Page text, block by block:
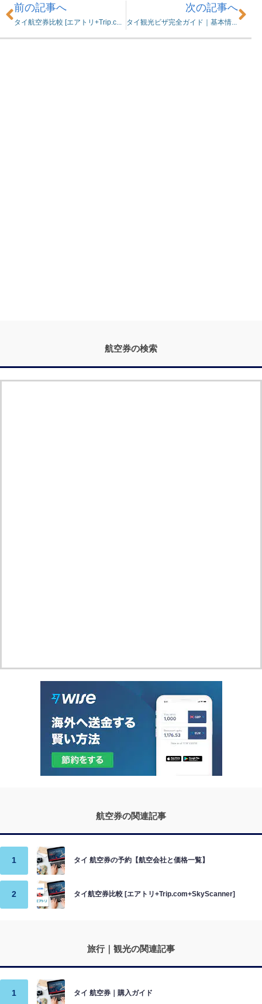
前の記事へ
タイ航空券比較 [エアトリ+Trip.com+SkyScanner]
次の記事へ
タイ観光ビザ完全ガイド｜基本情報・申請・入国後
航空券の検索
航空券の関連記事
タイ 航空券の予約【航空会社と価格一覧】
タイ航空券比較 [エアトリ+Trip.com+SkyScanner]
旅行｜観光の関連記事
タイ 航空券｜購入ガイド